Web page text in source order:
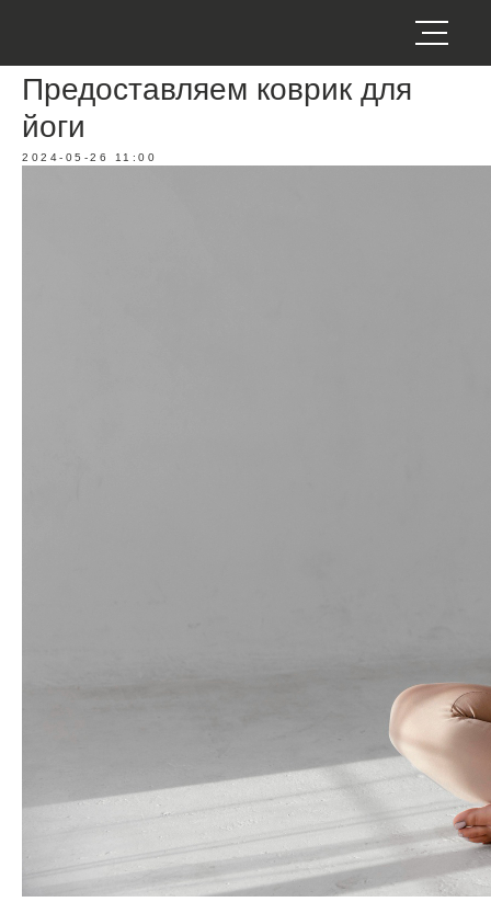
Предоставляем коврик для
йоги
2024-05-26 11:00